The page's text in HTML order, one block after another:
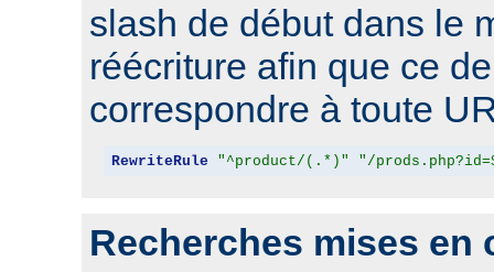
slash de début dans le
réécriture afin que ce
correspondre à toute
RewriteRule "^product/(.*)" "/
Recherches mises en